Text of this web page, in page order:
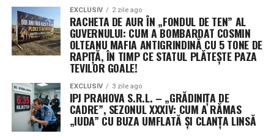
cheie
Un aspect neobișnuit al acestui anunț este menținerea
sub anonimat a celui de-al treilea beneficiar al
contractului. Purtătorii de cuvânt ai comandamentului
au precizat că decizia este dictată strict de protocoalele
de securitate operațională (OPSEC), menite să protejeze
profilurile misiunilor sensibile și capacitățile specifice
dezvoltate.
EXCLUSIV 2 zile ago
RACHETA DE AUR ÎN „FONDUL DE TEN” AL
GUVERNULUI: CUM A BOMBARDAT COSMIN
OLTEANU MAFIA ANTIGRINDINĂ CU 5 TONE DE
RAPIȚĂ, ÎN TIMP CE STATUL PLĂTEȘTE PAZA
TEVILOR GOALE!
EXCLUSIV 3 zile ago
IPJ PRAHOVA S.R.L. – „GRĂDINIȚA DE
CADRE”, SEZONUL XXXIV: CUM A RĂMAS
„IUDA” CU BUZA UMFLATĂ ȘI CLANȚA LINSĂ